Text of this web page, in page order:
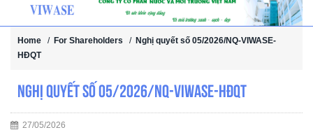
Home / For Shareholders / Nghị quyết số 05/2026/NQ-VIWASE-
HĐQT
Nghị quyết số 05/2026/NQ-VIWASE-HĐQT
27/05/2026